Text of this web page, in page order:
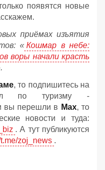
появятся новые
приёмах изъятия
« Кошмар в небе:
воры начали красть
, то подпишитесь на
по туризму -
вы перешли в Мах, то
новости и туда:
. А тут публикуются
t.me/zoj_news .